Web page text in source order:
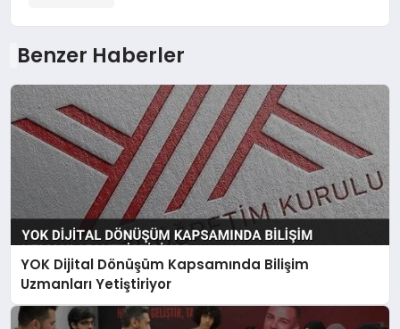
Benzer Haberler
YOK Dijital Dönüşüm Kapsamında Bilişim
Uzmanları Yetiştiriyor